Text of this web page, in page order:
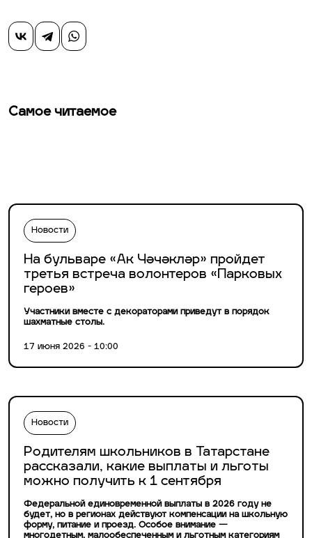
Самое читаемое
Новости
На бульваре «Ак Чәчәкләр» пройдет
третья встреча волонтеров «Парковых
героев»
Участники вместе с декораторами приведут в порядок
шахматные столы.
17 июня 2026 - 10:00
Новости
Родителям школьников в Татарстане
рассказали, какие выплаты и льготы
можно получить к 1 сентября
Федеральной единовременной выплаты в 2026 году не
будет, но в регионах действуют компенсации на школьную
форму, питание и проезд. Особое внимание —
многодетным, малообеспеченным и льготным категориям